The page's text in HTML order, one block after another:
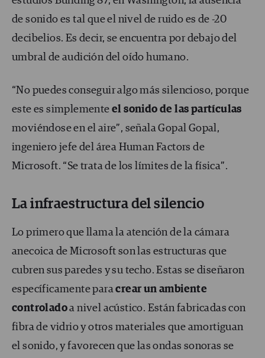
de sonido es tal que el nivel de ruido es de -20
decibelios. Es decir, se encuentra por debajo del
umbral de audición del oído humano.
“No puedes conseguir algo más silencioso, porque
este es simplemente el sonido de las partículas
moviéndose en el aire”, señala Gopal Gopal,
ingeniero jefe del área Human Factors de
Microsoft. “Se trata de los límites de la física”.
La infraestructura del silencio
Lo primero que llama la atención de la cámara
anecoica de Microsoft son las estructuras que
cubren sus paredes y su techo. Estas se diseñaron
específicamente paracrear un ambiente
controladoa nivel acústico. Están fabricadas con
fibra de vidrio y otros materiales que amortiguan
el sonido, y favorecen que las ondas sonoras se